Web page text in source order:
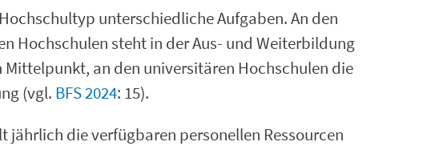
unterschiedliche Aufgaben. An den
Hochschulen steht in der Aus- und Weiterbildung
an den universitären Hochschulen die
(vgl. BFS 2024: 15).
die verfügbaren personellen Ressourcen